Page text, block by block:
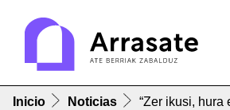
Inicio Noticias “Zer ikusi, hura